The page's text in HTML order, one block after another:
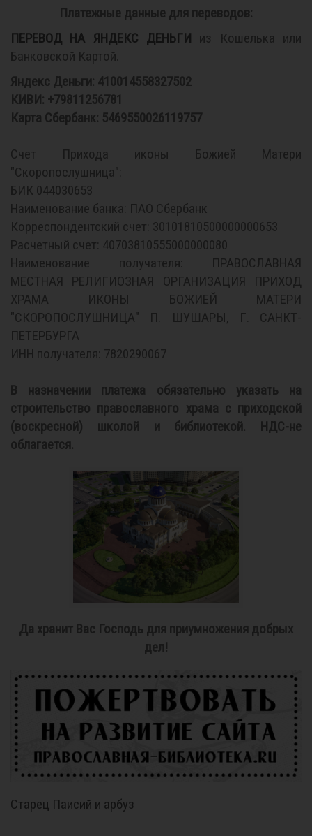
Платежные данные для переводов:
ПЕРЕВОД НА ЯНДЕКС ДЕНЬГИ из Кошелька или
Банковской Картой.
Яндекс Деньги: 410014558327502
КИВИ: +79811256781
Карта Сбербанк: 5469550026119757
Счет Прихода иконы Божией Матери
"Скоропослушница":
БИК 044030653
Наименование банка: ПАО Сбербанк
Корреспондентский счет: 30101810500000000653
Расчетный счет: 40703810555000000080
Наименование получателя: ПРАВОСЛАВНАЯ
МЕСТНАЯ РЕЛИГИОЗНАЯ ОРГАНИЗАЦИЯ ПРИХОД
ХРАМА ИКОНЫ БОЖИЕЙ МАТЕРИ
"СКОРОПОСЛУШНИЦА" П. ШУШАРЫ, Г. САНКТ-
ПЕТЕРБУРГА
ИНН получателя: 7820290067
В назначении платежа обязательно указать на
строительство православного храма с приходской
(воскресной) школой и библиотекой. НДС-не
облагается.
Да хранит Вас Господь для приумножения добрых
дел!
Старец Паисий и арбуз